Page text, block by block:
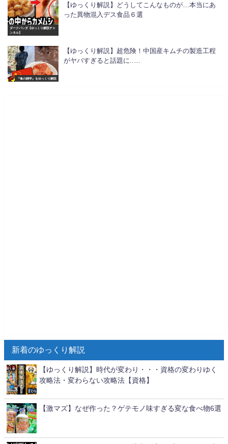
ダークパンダ【ゆっくり解説チャ
ンネル】
【ゆっくり解説】どうしてこんなものが…本当にあ
った異物混入デス食品６選
『食の雑学』をゆっくり解説
【ゆっくり解説】超危険！中国産キムチの製造工程
がヤバすぎると話題に..…
新着のゆっくり解説
【ゆっくり解説】時代が変わり・・・資格の変わりゆく
攻略法・変わらない攻略法【資格】
【激マズ】なぜ作った？ゲテモノ味すぎる変な食べ物6選